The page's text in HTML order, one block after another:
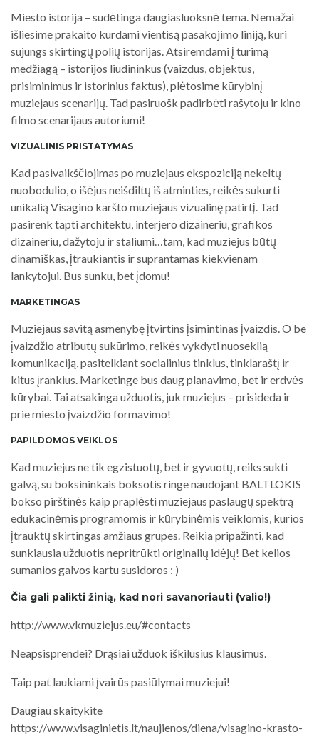
Miesto istorija – sudėtinga daugiasluoksnė tema. Nemažai
išliesime prakaito kurdami vientisą pasakojimo liniją, kuri
sujungs skirtingų polių istorijas. Atsiremdami į turimą
medžiagą – istorijos liudininkus (vaizdus, objektus,
prisiminimus ir istorinius faktus), plėtosime kūrybinį
muziejaus scenarijų. Tad pasiruošk padirbėti rašytoju ir kino
filmo scenarijaus autoriumi!
VIZUALINIS PRISTATYMAS
Kad pasivaikščiojimas po muziejaus ekspoziciją nekeltų
nuobodulio, o išėjus neišdiltų iš atminties, reikės sukurti
unikalią Visagino karšto muziejaus vizualinę patirtį. Tad
pasirenk tapti architektu, interjero dizaineriu, grafikos
dizaineriu, dažytoju ir staliumi…tam, kad muziejus būtų
dinamiškas, įtraukiantis ir suprantamas kiekvienam
lankytojui. Bus sunku, bet įdomu!
MARKETINGAS
Muziejaus savitą asmenybę įtvirtins įsimintinas įvaizdis. O be
įvaizdžio atributų sukūrimo, reikės vykdyti nuoseklią
komunikaciją, pasitelkiant socialinius tinklus, tinklaraštį ir
kitus įrankius. Marketinge bus daug planavimo, bet ir erdvės
kūrybai. Tai atsakinga užduotis, juk muziejus – prisideda ir
prie miesto įvaizdžio formavimo!
PAPILDOMOS VEIKLOS
Kad muziejus ne tik egzistuotų, bet ir gyvuotų, reiks sukti
galvą, su boksininkais boksotis ringe naudojant BALTLOKIS
bokso pirštinės kaip praplėsti muziejaus paslaugų spektrą
edukacinėmis programomis ir kūrybinėmis veiklomis, kurios
įtrauktų skirtingas amžiaus grupes. Reikia pripažinti, kad
sunkiausia užduotis nepritrūkti originalių idėjų! Bet kelios
sumanios galvos kartu susidoros : )
Čia gali palikti žinią, kad nori savanoriauti (valio!)
http://www.vkmuziejus.eu/#contacts
Neapsisprendei? Drąsiai užduok iškilusius klausimus.
Taip pat laukiami įvairūs pasiūlymai muziejui!
Daugiau skaitykite
https://www.visaginietis.lt/naujienos/diena/visagino-krasto-